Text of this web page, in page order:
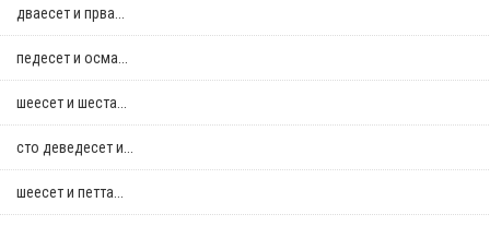
дваесет и прва...
педесет и осма...
шеесет и шеста...
сто деведесет и...
шеесет и петта...